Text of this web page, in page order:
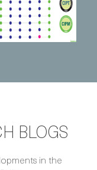
BLOGS
in the